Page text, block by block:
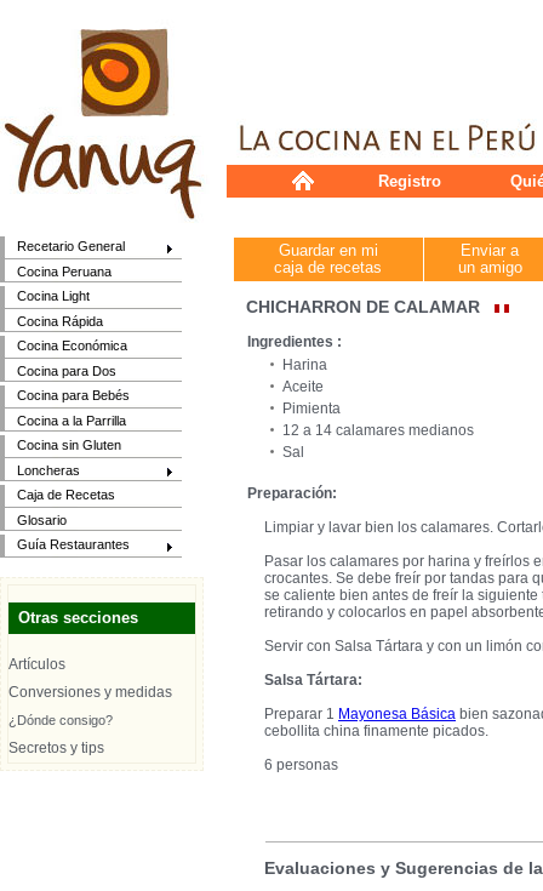
Recetario General
Cocina Peruana
Cocina Light
Cocina Rápida
Cocina Económica
Cocina para Dos
Cocina para Bebés
Cocina a la Parrilla
Cocina sin Gluten
Loncheras
Caja de Recetas
Glosario
Guía Restaurantes
Otras secciones
Artículos
Conversiones y medidas
¿Dónde consigo?
Secretos y tips
Registro
Guardar en mi
caja de recetas
Enviar a
un amigo
CHICHARRON DE CALAMAR
Ingredientes :
Harina
Aceite
Pimienta
12 a 14 calamares medianos
Sal
Preparación:
Limpiar y lavar bien los calamares.
Pasar los calamares por harina y freírlos
crocantes. Se debe freír por tandas para
se caliente bien antes de freír la
retirando y colocarlos en papel
Servir con Salsa Tártara y con un limón
Salsa Tártara:
Preparar 1 Mayonesa Básica bien
cebollita china finamente picados.
6 personas
Evaluaciones y Sugerencias de